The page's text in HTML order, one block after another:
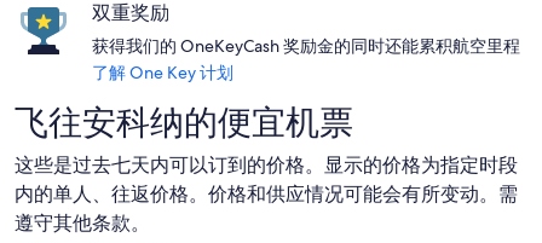
双重奖励
获得我们的 OneKeyCash 奖励金的同时还能累积航空里程
了解 One Key 计划
飞往安科纳的便宜机票
这些是过去七天内可以订到的价格。显示的价格为指定时段
内的单人、往返价格。价格和供应情况可能会有所变动。需
遵守其他条款。